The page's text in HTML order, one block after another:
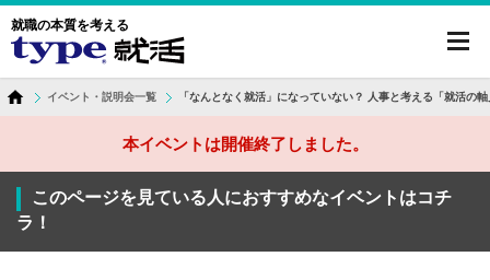
就職の本質を考える
イベント・説明会一覧 「なんとなく就活」になっていない？ 人事と考える「就活の
本イベントは開催終了しました。
このページを見ている人におすすめなイベントはコチ
ラ！